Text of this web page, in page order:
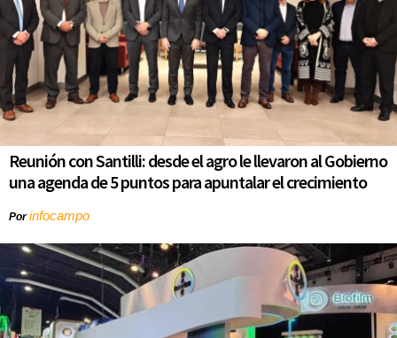
Reunión con Santilli: desde el agro le llevaron al Gobierno
una agenda de 5 puntos para apuntalar el crecimiento
Porinfocampo